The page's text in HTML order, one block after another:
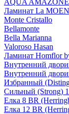
AQUA AMAZONE
Ламинат La
Monte Cristallo
Bellamonte
Bella Marianna
Valoroso Hasan
Ламинат Homflor
Внутренний
Внутренний
Избранный
Сильный (Strong)
Елка 8 BR
Елка 12 BR